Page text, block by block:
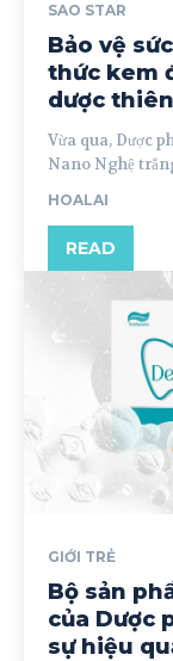
SAO STAR
Bảo vệ
thức kem
dược
Vừa qua, Dược
Nano Nghệ
HOALAI
READ
GIỚI TRẺ
Bộ sản
của Dược
sự hiệu